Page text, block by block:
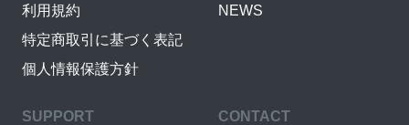
利用規約
特定商取引に基づく表記
個人情報保護方針
NEWS
SUPPORT CONTACT